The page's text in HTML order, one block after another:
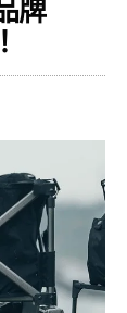
牌